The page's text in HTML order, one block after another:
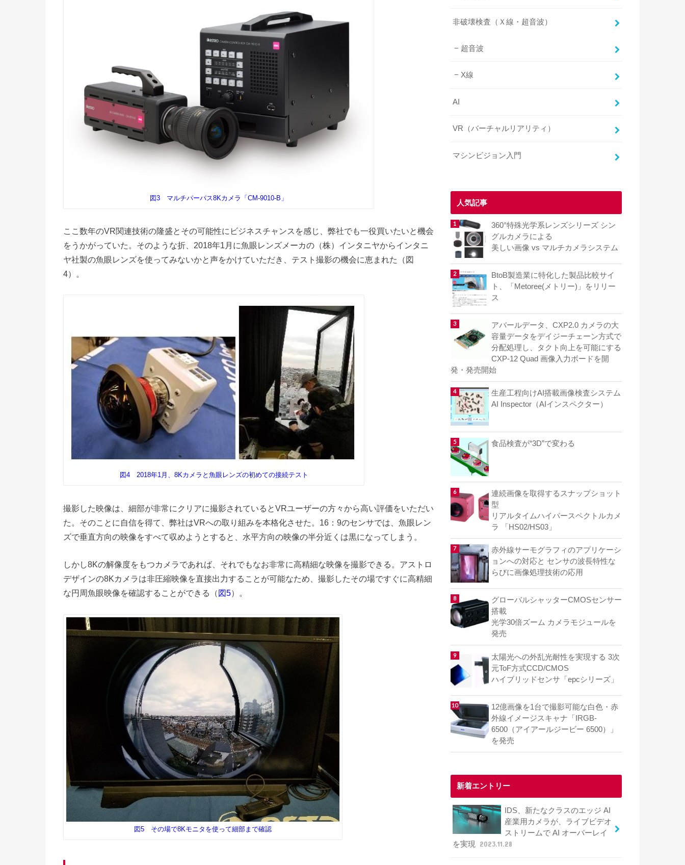
図3 マルチパーパス8Kカメラ「CM-9010-B」
ここ数年のVR関連技術の隆盛とその可能性にビジネスチャンスを感じ、弊社でも一役買いたいと機会
をうかがっていた。そのような折、2018年1月に魚眼レンズメーカの（株）インタニヤからインタニ
ヤ社製の魚眼レンズを使ってみないかと声をかけていただき、テスト撮影の機会に恵まれた（図
4）。
図4 2018年1月、8Kカメラと魚眼レンズの初めての接続テスト
撮影した映像は、細部が非常にクリアに撮影されているとVRユーザーの方々から高い評価をいただい
た。そのことに自信を得て、弊社はVRへの取り組みを本格化させた。16：9のセンサでは、魚眼レン
ズで垂直方向の映像をすべて収めようとすると、水平方向の映像の半分近くは黒になってしまう。
しかし8Kの解像度をもつカメラであれば、それでもなお非常に高精細な映像を撮影できる。アストロ
デザインの8Kカメラは非圧縮映像を直接出力することが可能なため、撮影したその場ですぐに高精細
な円周魚眼映像を確認することができる（ 図5）。
図5 その場で8Kモニタを使って細部まで確認
非破壊検査（Ｘ線・超音波）
超音波
X線
AI
VR（バーチャルリアリティ）
マシンビジョン入門
人気記事
360°特殊光学系レンズシリーズ シン
グルカメラによる
美しい画像 vs マルチカメラシステム
BtoB製造業に特化した製品比較サイ
ト、「Metoree(メトリー)」をリリー
ス
アバールデータ、CXP2.0 カメラの大
容量データをデイジーチェーン方式で
分配処理し、タクト向上を可能にする
CXP-12 Quad 画像入力ボードを開
発・発売開始
生産工程向けAI搭載画像検査システム
AI Inspector（AIインスペクター）
食品検査が“3D”で変わる
連続画像を取得するスナップショット
型
リアルタイムハイパースペクトルカメ
ラ 「HS02/HS03」
赤外線サーモグラフィのアプリケーシ
ョンへの対応と センサの波長特性な
らびに画像処理技術の応用
グローバルシャッターCMOSセンサー
搭載
光学30倍ズーム カメラモジュールを
発売
太陽光への外乱光耐性を実現する 3次
元ToF方式CCD/CMOS
ハイブリッドセンサ「epcシリーズ」
12億画像を1台で撮影可能な白色・赤
外線イメージスキャナ「IRGB-
6500（アイアールジービー 6500）」
を発売
新着エントリー
IDS、新たなクラスのエッジ AI
産業用カメラが、ライブビデオ
ストリームで AI オーバーレイ
を実現 2023.11.28